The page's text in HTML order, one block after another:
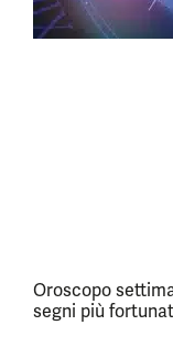
Oroscopo
segni più